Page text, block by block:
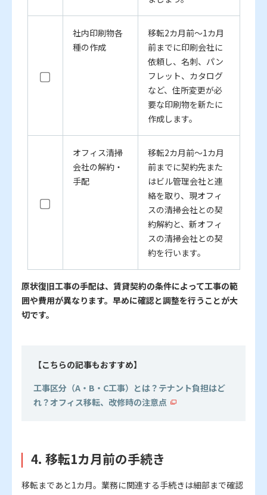
社内印刷物各
種の作成
移転2カ月前～1カ月
前までに印刷会社に
依頼し、名刺、パン
フレット、カタログ
など、住所変更が必
要な印刷物を新たに
作成します。
オフィス清掃
会社の解約・
手配
移転2カ月前～1カ月
前までに契約先また
はビル管理会社と連
絡を取り、現オフィ
スの清掃会社との契
約解約と、新オフィ
スの清掃会社との契
約を行います。
原状復旧工事の手配は、賃貸契約の条件によって工事の範
囲や費用が異なります。早めに確認と調整を行うことが大
切です。
【こちらの記事もおすすめ】
工事区分（A・B・C工事）とは？テナント負担はど
れ？オフィス移転、改修時の注意点
4. 移転1カ月前の手続き
移転まであと1カ月。業務に関連する手続きは細部まで確認